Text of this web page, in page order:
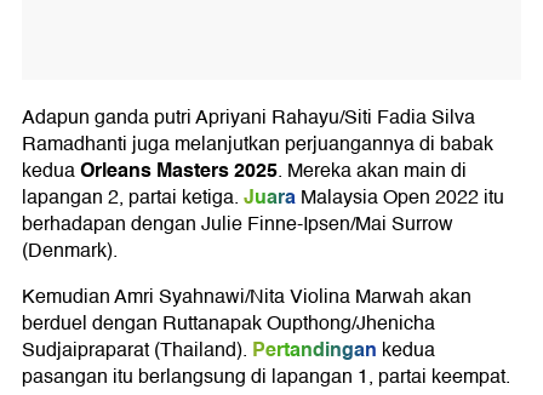
Adapun ganda putri Apriyani Rahayu/Siti Fadia Silva
Ramadhanti juga melanjutkan perjuangannya di babak
keduaOrleans Masters 2025. Mereka akan main di
lapangan 2, partai ketiga.JuaraMalaysia Open 2022 itu
berhadapan dengan Julie Finne-Ipsen/Mai Surrow
(Denmark).
Kemudian Amri Syahnawi/Nita Violina Marwah akan
berduel dengan Ruttanapak Oupthong/Jhenicha
Sudjaipraparat (Thailand). Pertandingan kedua
pasangan itu berlangsung di lapangan 1, partai keempat.